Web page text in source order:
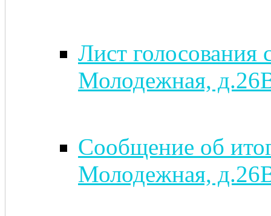
Лист
Молодежная,
Сообщение об
Молодежная,